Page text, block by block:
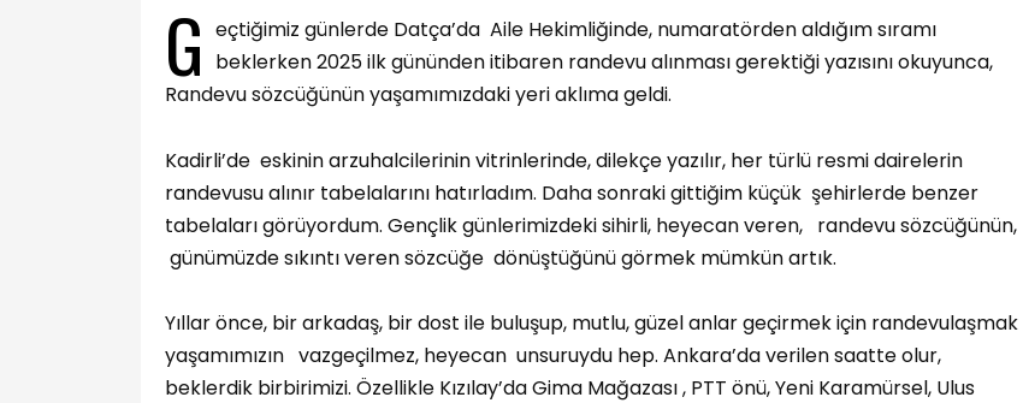
G eçtiğimiz günlerde Datça’da Aile Hekimliğinde, numaratörden aldığım sıramı
beklerken 2025 ilk gününden itibaren randevu alınması gerektiği yazısını okuyunca,
Randevu sözcüğünün yaşamımızdaki yeri aklıma geldi.
Kadirli’de eskinin arzuhalcilerinin vitrinlerinde, dilekçe yazılır, her türlü resmi dairelerin
randevusu alınır tabelalarını hatırladım. Daha sonraki gittiğim küçük şehirlerde benzer
tabelaları görüyordum. Gençlik günlerimizdeki sihirli, heyecan veren, randevu sözcüğünün,
günümüzde sıkıntı veren sözcüğe dönüştüğünü görmek mümkün artık.
Yıllar önce, bir arkadaş, bir dost ile buluşup, mutlu, güzel anlar geçirmek için randevulaşmak
yaşamımızın vazgeçilmez, heyecan unsuruydu hep. Ankara’da verilen saatte olur,
beklerdik birbirimizi. Özellikle Kızılay’da Gima Mağazası , PTT önü, Yeni Karamürsel, Ulus